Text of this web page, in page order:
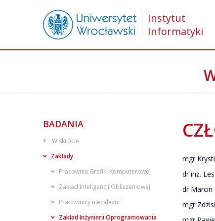
Instytut
Informatyki
BADANIA
W skrócie
Zakłady
Pracownia Grafiki Komputerowej
Zakład Inteligencji Obliczeniowej
Pracownicy niezależni
Zakład Inżynierii Oprogramowania
mgr
dr inż.
dr Marcin
mgr